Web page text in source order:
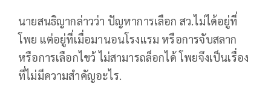
นายสนธิญากล่าวว่า ปัญหาการเลือก สว.ไม่ได้อยู่ที่
โพย แต่อยู่ที่เมื่อมานอนโรงแรม หรือการจับสลาก
หรือการเลือกไขว้ ไม่สามารถล็อกได้ โพยจึงเป็นเรื่อง
ที่ไม่มีความสำคัญอะไร.